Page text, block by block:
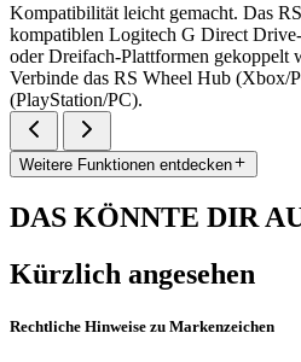
Kompatibilität leicht gemacht. Das
kompatiblen Logitech G Direct
oder Dreifach-Plattformen gekoppelt
Verbinde das RS Wheel Hub (Xbox/
(PlayStation/PC).
Weitere Funktionen entdecken
DAS KÖNNTE DIR
Kürzlich angesehen
Rechtliche Hinweise zu Markenzeichen